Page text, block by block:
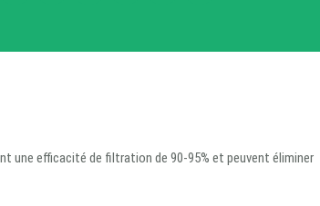
une efficacité de filtration de 90-95% et peuvent éliminer